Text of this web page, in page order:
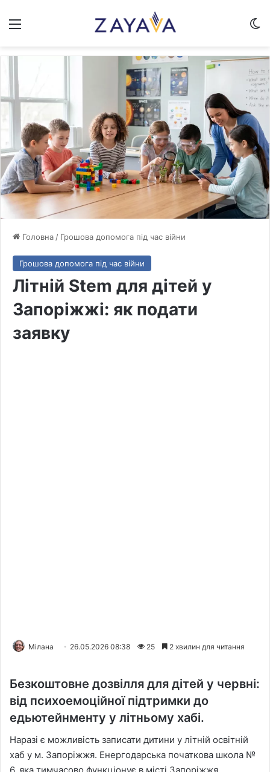
Меню
Головна / Грошова допомога під час війни
Грошова допомога під час війни
Літній Stem для дітей у
Запоріжжі: як подати
заявку
Мілана 26.05.2026 08:38 25 2 хвилин для читання
Безкоштовне дозвілля для дітей у червні:
від психоемоційної підтримки до
едьютейнменту у літньому хабі.
Наразі є можливість записати дитини у літній освітній
хаб у м. Запоріжжя. Енергодарська початкова школа №